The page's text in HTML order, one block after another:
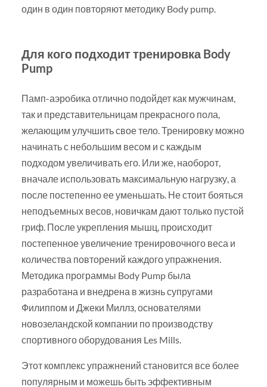
один в один повторяют методику Body pump.
Для кого подходит тренировка Body
Pump
Памп-аэробика отлично подойдет как мужчинам,
так и представительницам прекрасного пола,
желающим улучшить свое тело. Тренировку можно
начинать с небольшим весом и с каждым
подходом увеличивать его. Или же, наоборот,
вначале использовать максимальную нагрузку, а
после постепенно ее уменьшать. Не стоит бояться
неподъемных весов, новичкам дают только пустой
гриф. После укрепления мышц, происходит
постепенное увеличение тренировочного веса и
количества повторений каждого упражнения.
Методика программы Body Pump была
разработана и внедрена в жизнь супругами
Филиппом и Джеки Миллз, основателями
новозеландской компании по производству
спортивного оборудования Les Mills.
Этот комплекс упражнений становится все более
популярным и можешь быть эффективным